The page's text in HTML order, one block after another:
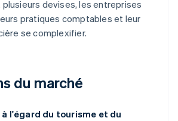
devises, les entreprises
pratiques comptables et leur
se complexifier.
du marché
à l'égard du tourisme et du